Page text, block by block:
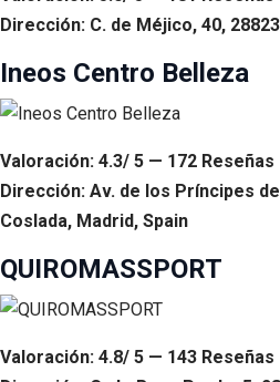
Dirección: C. de Méjico, 40,
Ineos Centro Belleza
Valoración: 4.3/ 5 — 172 Reseñas
Dirección: Av. de los Príncipes
Coslada, Madrid, Spain
QUIROMASSPORT
Valoración: 4.8/ 5 — 143 Reseñas